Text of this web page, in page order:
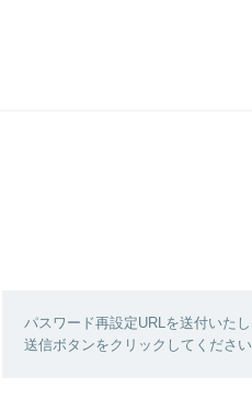
パスワード再設定URLを送付いた
送信ボタンをクリックしてください